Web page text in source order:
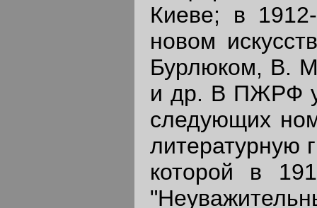
Киеве; в
новом
Бурлюком, В.
и др. В ПЖРФ
следующих
литературную
которой в